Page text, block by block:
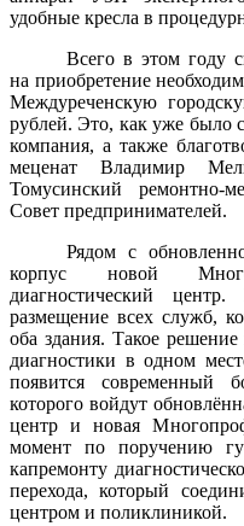
удобные кресла в
Всего в этом году
на приобретение
Междуреченскую
рублей. Это, как уже было
компания, а также
меценат Владимир
Томусинский ремонтно-
Совет предпринимателей.
Рядом с
корпус новой
диагностический
размещение всех служб,
оба здания. Такое
диагностики в одном
появится современный
которого войдут
центр и новая
момент по поручению
капремонту
перехода, который
центром и поликлиникой.